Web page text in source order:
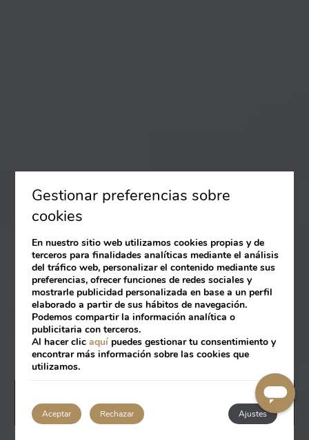
Gestionar preferencias sobre
cookies
En nuestro sitio web utilizamos cookies propias y de
terceros para finalidades analíticas mediante el análisis
del tráfico web, personalizar el contenido mediante sus
preferencias, ofrecer funciones de redes sociales y
mostrarle publicidad personalizada en base a un perfil
elaborado a partir de sus hábitos de navegación.
Podemos compartir la información analítica o
publicitaria con terceros.
Al hacer clicaquípuedes gestionar tu consentimiento y
encontrar más información sobre las cookies que
utilizamos.
Aceptar Ajustes
Rechazar